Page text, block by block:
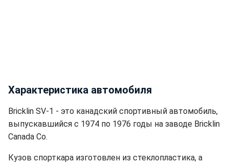
Характеристика автомобиля
Bricklin SV-1 - это канадский спортивный автомобиль,
выпускавшийся с 1974 по 1976 годы на заводе Bricklin
Canada Co.
Кузов спорткара изготовлен из стеклопластика, а